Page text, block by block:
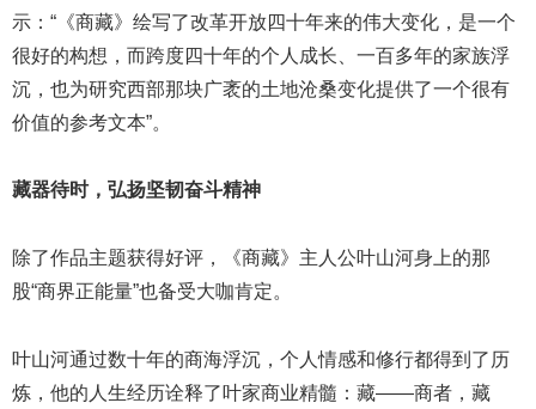
示：“《商藏》绘写了改革开放四十年来的伟大变化，是一个
很好的构想，而跨度四十年的个人成长、一百多年的家族浮
沉，也为研究西部那块广袤的土地沧桑变化提供了一个很有
价值的参考文本”。
藏器待时，弘扬坚韧奋斗精神
除了作品主题获得好评，《商藏》主人公叶山河身上的那
股“商界正能量”也备受大咖肯定。
叶山河通过数十年的商海浮沉，个人情感和修行都得到了历
炼，他的人生经历诠释了叶家商业精髓：藏——商者，藏